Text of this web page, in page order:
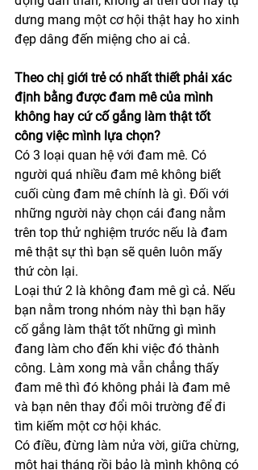
dưng mang một cơ hội thật hay ho xinh
đẹp dâng đến miệng cho ai cả.
Theo chị giới trẻ có nhất thiết phải xác
định bằng được đam mê của mình
không hay cứ cố gắng làm thật tốt
công việc mình lựa chọn?
Có 3 loại quan hệ với đam mê. Có
người quá nhiều đam mê không biết
cuối cùng đam mê chính là gì. Đối với
những người này chọn cái đang nằm
trên top thử nghiệm trước nếu là đam
mê thật sự thì bạn sẽ quên luôn mấy
thứ còn lại.
Loại thứ 2 là không đam mê gì cả. Nếu
bạn nằm trong nhóm này thì bạn hãy
cố gắng làm thật tốt những gì mình
đang làm cho đến khi việc đó thành
công. Làm xong mà vẫn chẳng thấy
đam mê thì đó không phải là đam mê
và bạn nên thay đổi môi trường để đi
tìm kiếm một cơ hội khác.
Có điều, đừng làm nửa vời, giữa chừng,
một hai tháng rồi bảo là mình không có